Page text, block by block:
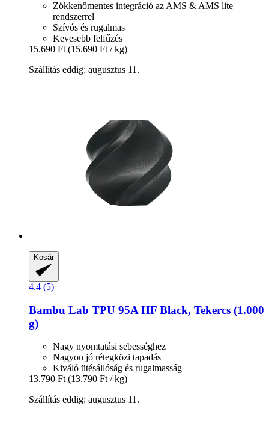
Zökkenőmentes integráció az AMS & AMS lite
rendszerrel
Szívós és rugalmas
Kevesebb felfűzés
15.690 Ft (15.690 Ft / kg)
Szállítás eddig: augusztus 11.
Kosár
4.4 (5)
Bambu Lab TPU 95A HF Black, Tekercs (1.000
g)
Nagy nyomtatási sebességhez
Nagyon jó rétegközi tapadás
Kiváló ütésállóság és rugalmasság
13.790 Ft (13.790 Ft / kg)
Szállítás eddig: augusztus 11.